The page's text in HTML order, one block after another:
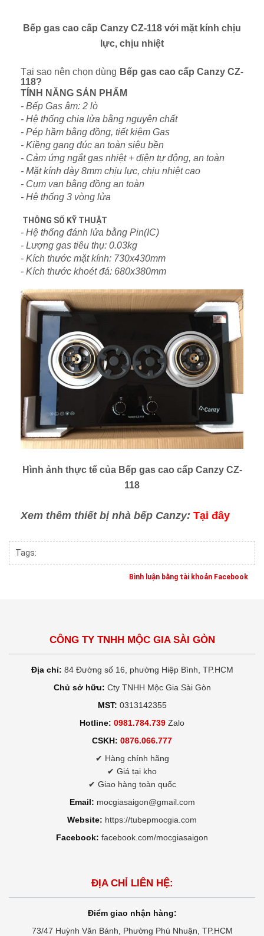
Bếp gas cao cấp Canzy CZ-118 với mặt kính chịu
lực, chịu nhiệt
Tại sao nên chọn dùng Bếp gas cao cấp Canzy CZ-
118?
TÍNH NĂNG SẢN PHẨM
- Bếp Gas âm: 2 lò
- Hệ thống chia lửa bằng nguyên chất
- Pép hầm bằng đồng, tiết kiệm Gas
- Kiềng gang đúc an toàn siêu bền
- Cảm ứng ngắt gas nhiệt + điện tự động, an toàn
- Mặt kính dày 8mm chịu lực, chịu nhiệt cao
- Cụm van bằng đồng an toàn
- Hệ thống 3 vòng lửa
THÔNG SỐ KỸ THUẬT
- Hệ thống đánh lửa bằng Pin(IC)
- Lượng gas tiêu thụ: 0.03kg
- Kích thước mặt kính: 730x430mm
- Kích thước khoét đá: 680x380mm
Hình ảnh thực tế của Bếp gas cao cấp Canzy CZ-
118
Xem thêm thiết bị nhà bếp Canzy: Tại đây
Tags:
Bình luận bằng tài khoản Facebook
CÔNG TY TNHH MỘC GIA SÀI GÒN
Địa chỉ: 84 Đường số 16, phường Hiệp Bình, TP.HCM
Chủ sở hữu: Cty TNHH Mộc Gia Sài Gòn
MST: 0313142355
Hotline: 0981.784.739 Zalo
CSKH: 0876.066.777
✔ Hàng chính hãng
✔ Giá tại kho
✔ Giao hàng toàn quốc
Email: mocgiasaigon@gmail.com
Website: https://tubepmocgia.com
Facebook: facebook.com/mocgiasaigon
ĐỊA CHỈ LIÊN HỆ:
Điểm giao nhận hàng:
73/47 Huỳnh Văn Bánh, Phường Phú Nhuận, TP.HCM